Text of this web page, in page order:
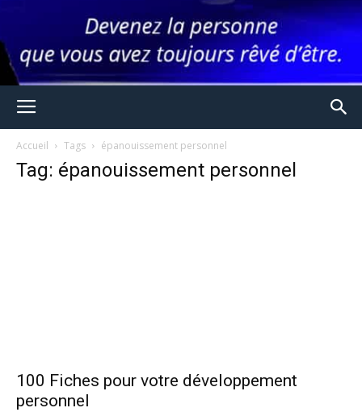
Accueil Tags épanouissement personnel
Tag: épanouissement personnel
100 Fiches pour votre développement
personnel